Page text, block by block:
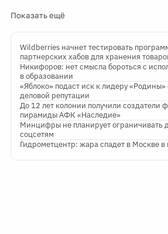
Показать ещё
Wildberries начнет тестировать
партнерских хабов для хранения
Никифоров: нет смысла бороться с
в образовании
«Яблоко» подаст иск к лидеру
деловой репутации
До 12 лет колонии получили создатели
пирамиды АФК «Наследие»
Минцифры не планирует ограничивать
соцсетям
Гидрометцентр: жара спадет в Москве